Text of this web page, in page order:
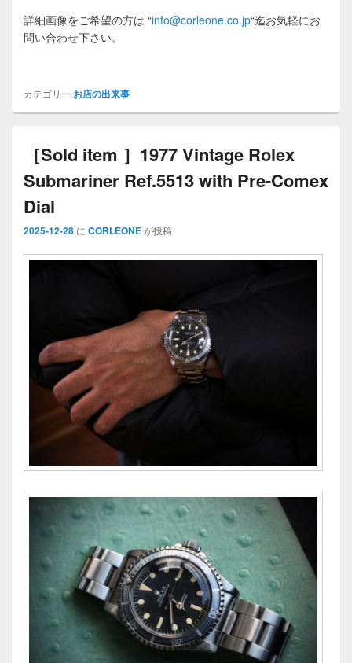
詳細画像をご希望の方は “info@corleone.co.jp“迄お気軽にお
問い合わせ下さい。
カテゴリー お店の出来事
［Sold item ］1977 Vintage Rolex
Submariner Ref.5513 with Pre-Comex
Dial
2025-12-28 に CORLEONEが投稿